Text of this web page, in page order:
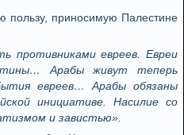
пользу, приносимую Палестине
противниками евреев. Евреи
Арабы живут теперь
евреев… Арабы обязаны
инициативе. Насилие со
и завистью».